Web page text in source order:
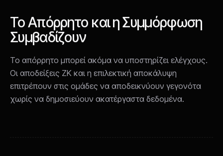
Το Απόρρητο και η Συμμόρφωση
Συμβαδίζουν
Το απόρρητο μπορεί ακόμα να υποστηρίζει ελέγχους.
Οι αποδείξεις ZK και η επιλεκτική αποκάλυψη
επιτρέπουν στις ομάδες να αποδεικνύουν γεγονότα
χωρίς να δημοσιεύουν ακατέργαστα δεδομένα.